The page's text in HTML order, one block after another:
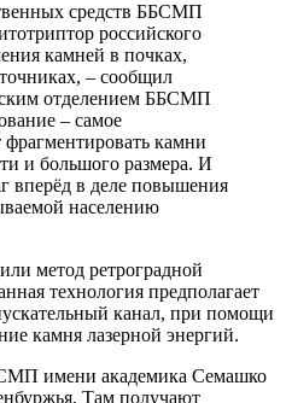
средств ББСМП
российского
камней в почках,
– сообщил
отделением ББСМП
– самое
фрагментировать камни
и большого размера. И
вперёд в деле повышения
населению
метод ретроградной
технология предполагает
канал, при помощи
камня лазерной энергий.
имени академика Семашко
Там получают